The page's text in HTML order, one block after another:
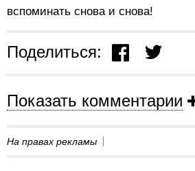
вспоминать снова и снова!
Поделиться:
Показать комментарии
На правах рекламы